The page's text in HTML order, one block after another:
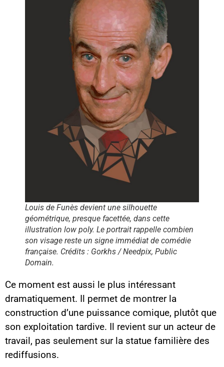
Louis de Funès devient une silhouette
géométrique, presque facettée, dans cette
illustration low poly. Le portrait rappelle combien
son visage reste un signe immédiat de comédie
française. Crédits : Gorkhs / Needpix, Public
Domain.
Ce moment est aussi le plus intéressant
dramatiquement. Il permet de montrer la
construction d’une puissance comique, plutôt que
son exploitation tardive. Il revient sur un acteur de
travail, pas seulement sur la statue familière des
rediffusions.